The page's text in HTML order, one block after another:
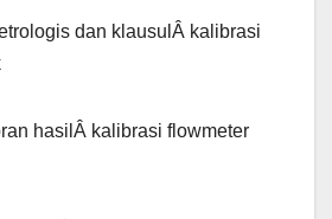
dan klausulÂ kalibrasi
hasilÂ kalibrasi flowmeter